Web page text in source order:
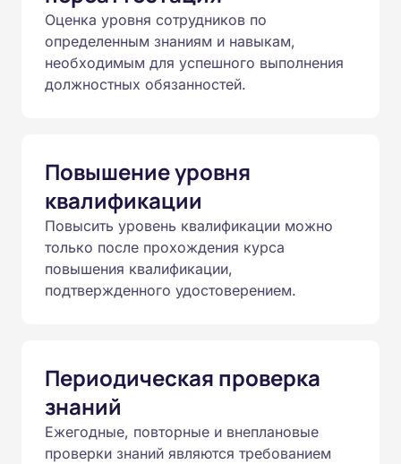
Оценка уровня сотрудников по
определенным знаниям и навыкам,
необходимым для успешного выполнения
должностных обязанностей.
Повышение уровня
квалификации
Повысить уровень квалификации можно
только после прохождения курса
повышения квалификации,
подтвержденного удостоверением.
Периодическая проверка
знаний
Ежегодные, повторные и внеплановые
проверки знаний являются требованием